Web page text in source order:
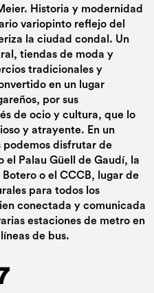
Historia y modernidad
variopinto reflejo del
la ciudad condal. Un
tiendas de moda y
tradicionales y
en un lugar
por sus
de ocio y cultura, que lo
y atrayente. En un
podemos disfrutar de
el Palau Güell de Gaudí, la
o el CCCB, lugar de
para todos los
conectada y comunicada
estaciones de metro en
de bus.